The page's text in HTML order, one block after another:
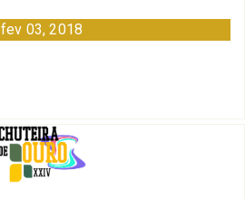
fev 03, 2018